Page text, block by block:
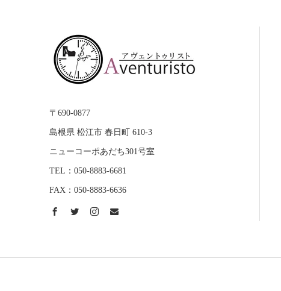
〒690-0877
島根県 松江市 春日町 610-3
ニューコーポあだち301号室
TEL：050-8883-6681
FAX：050-8883-6636